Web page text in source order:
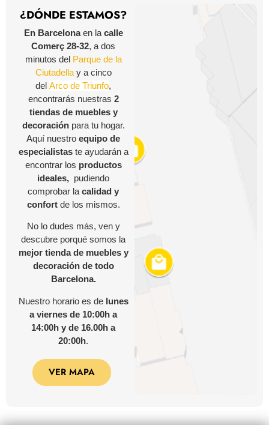
¿DÓNDE ESTAMOS?
En Barcelonaen la calle
Comerç 28-32, a dos
minutos del Parque de la
Ciutadellay a cinco
del Arco de Triunfo,
encontrarás nuestras 2
tiendas de muebles y
decoraciónpara tu hogar.
Aquí nuestro equipo de
especialistaste ayudarán a
encontrar los productos
ideales, pudiendo
comprobar la calidad y
confortde los mismos.
No lo dudes más, ven y
descubre porqué somos la
mejor tienda de muebles y
decoración de todo
Barcelona.
Nuestro horario es de lunes
a viernes de 10:00h a
14:00h y de 16.00h a
20:00h.
VER MAPA